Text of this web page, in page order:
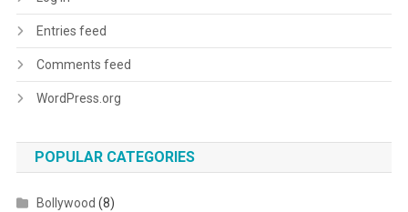
Entries feed
Comments feed
WordPress.org
POPULAR CATEGORIES
Bollywood (8)